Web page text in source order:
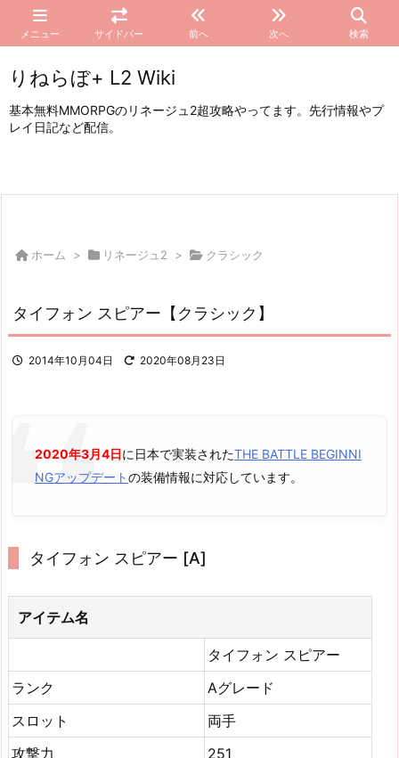
メニュー サイドバー 前へ 次へ 検索
りねらぼ+ L2 Wiki
基本無料MMORPGのリネージュ2超攻略やってます。先行情報やプ
レイ日記など配信。
ホーム > リネージュ2 > クラシック
タイフォン スピアー【クラシック】
2014年10月04日 2020年08月23日
2020年3月4日に日本で実装されたTHE BATTLE BEGINNI
NGアップデートの装備情報に対応しています。
タイフォン スピアー [A]
アイテム名
タイフォン スピアー
ランク
Aグレード
スロット
両手
攻撃力
251